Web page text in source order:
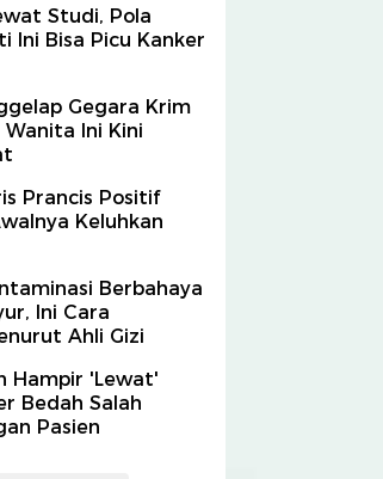
Studi, Pola
Ini Bisa Picu Kanker
Gegara Krim
Ini Kini
Prancis Positif
Keluhkan
Berbahaya
Ini Cara
Ahli Gizi
Hampir 'Lewat'
Bedah Salah
Pasien